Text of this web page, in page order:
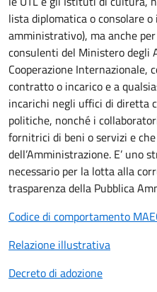
lista diplomatica o consolare
amministrativo), ma anche
consulenti del Ministero degli
Cooperazione Internazionale,
contratto o incarico e a
incarichi negli uffici di diretta
politiche, nonché i
fornitrici di beni o servizi e
dell’Amministrazione. E’ uno
necessario per la lotta alla
trasparenza della Pubblica
Codice di comportamento
Relazione illustrativa
Decreto di adozione